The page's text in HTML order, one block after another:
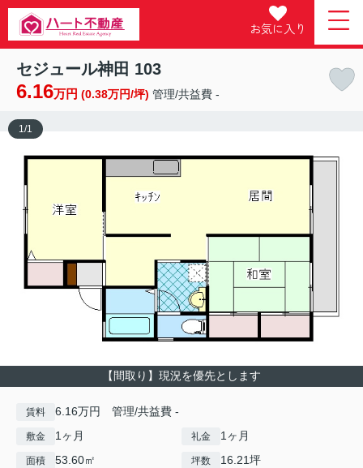
お気に入り
セジュール神田 103
6.16万円 (0.38万円/坪) 管理/共益費 -
【間取り】現況を優先とします
1 /1
賃料 6.16万円 管理/共益費 -
敷金 1ヶ月 礼金 1ヶ月
面積 53.60㎡ 坪数 16.21坪